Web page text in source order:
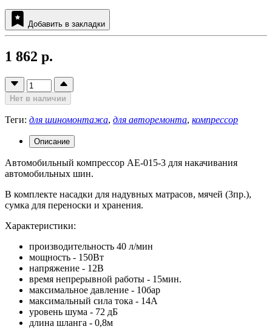
Добавить в закладки
1 862 р.
Нет в наличии
Теги: для шиномонтажа, для авторемонта, компрессор
Описание
Автомобильный компрессор AE-015-3 для накачивания
автомобильных шин.
В комплекте насадки для надувных матрасов, мячей (3пр.),
сумка для переноски и хранения.
Характеристики:
производительность 40 л/мин
мощность - 150Вт
напряжение - 12В
время непрерывной работы - 15мин.
максимальное давление - 10бар
максимальный сила тока - 14А
уровень шума - 72 дБ
длина шланга - 0,8м